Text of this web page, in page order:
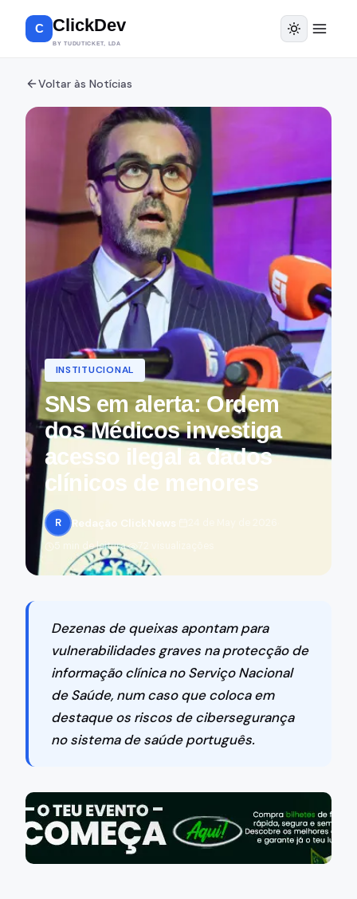
C ClickDev
BY TUDUTICKET, LDA
Voltar às Notícias
INSTITUCIONAL
SNS em alerta: Ordem
dos Médicos investiga
acesso ilegal a dados
clínicos de menores
R Redação ClickNews
5 min de leitura·
Dezenas de queixas apontam para
vulnerabilidades graves na protecção de
informação clínica no Serviço Nacional
de Saúde, num caso que coloca em
destaque os riscos de cibersegurança
no sistema de saúde português.